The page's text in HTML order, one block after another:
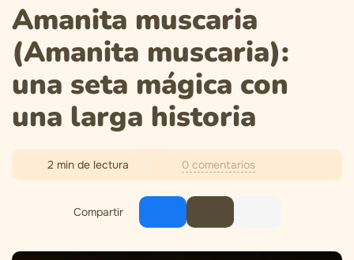
Amanita muscaria
(Amanita muscaria):
una seta mágica con
una larga historia
2 min de lectura 0 comentarios
Compartir